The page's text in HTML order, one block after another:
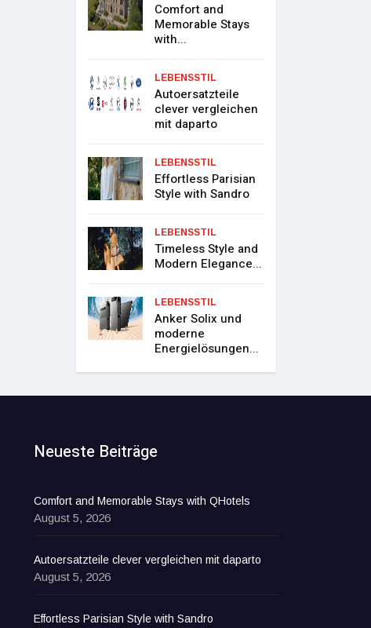
Comfort and
Memorable Stays
with...
LEBENSSTIL
Autoersatzteile
clever vergleichen
mit daparto
LEBENSSTIL
Effortless Parisian
Style with Sandro
LEBENSSTIL
Timeless Style and
Modern Elegance...
LEBENSSTIL
Anker Solix und
moderne
Energielösungen...
Neueste Beiträge
Comfort and Memorable Stays with QHotels
August 5, 2026
Autoersatzteile clever vergleichen mit daparto
August 5, 2026
Effortless Parisian Style with Sandro